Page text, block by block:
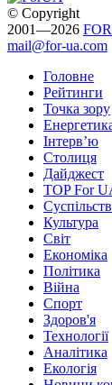
© Copyright
2001—2026
mail@for-ua.com
Головне
Рейтинги
Точка зору
Інтерв’ю
Столиця
Дайджест
TOP For
Культура
Світ
Економіка
Політика
Війна
Спорт
Здоров'я
Технології
Аналітика
Екологія